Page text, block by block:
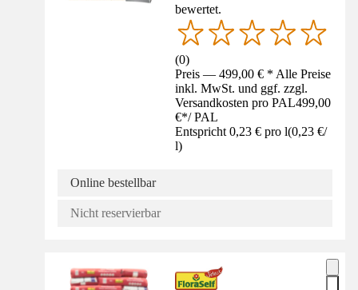
bewertet.
(0)
Preis — 499,00 € * Alle Preise
inkl. MwSt. und ggf. zzgl.
Versandkosten pro PAL499,00
€*/ PAL
Entspricht 0,23 € pro l(0,23 €/
l)
Online bestellbar
Nicht reservierbar